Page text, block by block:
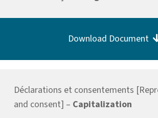
Download Document
Déclarations et consentements
and consent] – Capitalization